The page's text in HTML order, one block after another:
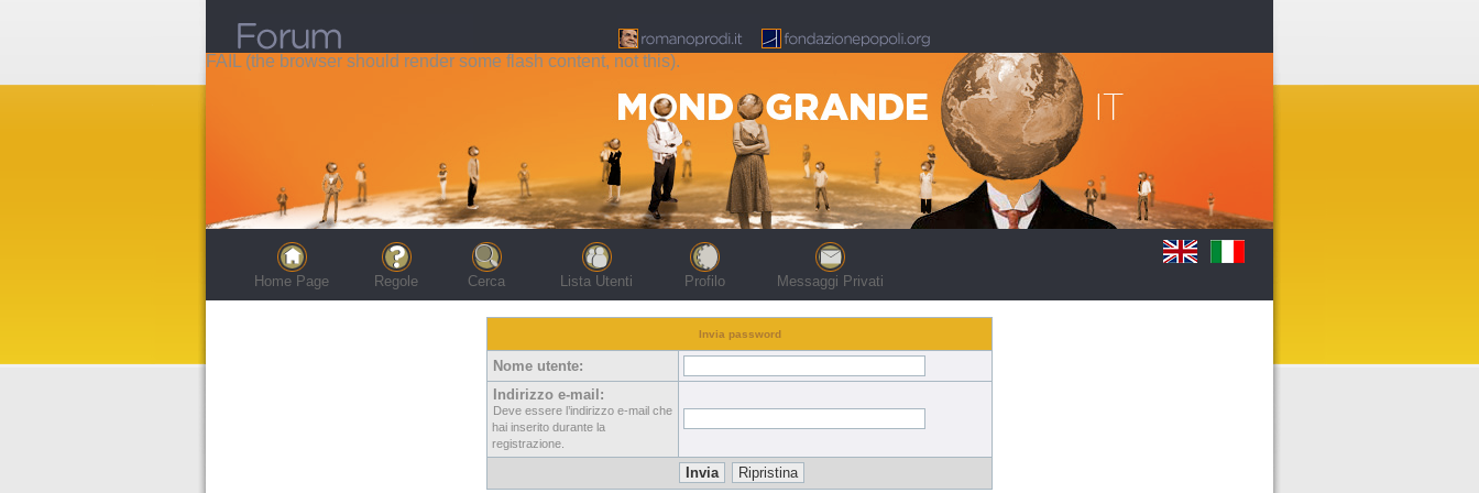
FAIL (the browser should render some flash content, not this).
Home Page Regole Cerca Lista Utenti Profilo Messaggi Privati
Invia password
Nome utente:
Indirizzo e-mail:
Deve essere l’indirizzo e-mail che
hai inserito durante la
registrazione.